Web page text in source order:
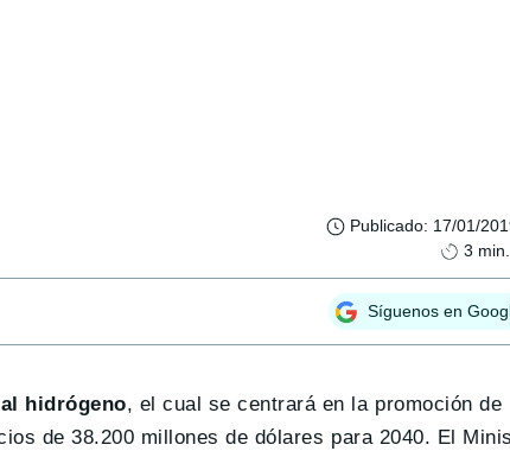
Publicado: 17/01/
3
Síguenos en
hidrógeno, el cual se centrará en la promoción de
de 38.200 millones de dólares para 2040. El